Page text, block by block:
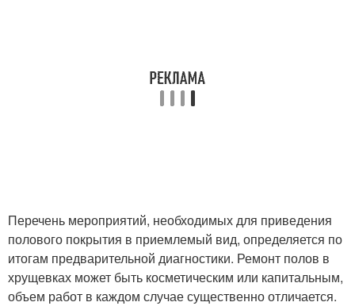
Перечень мероприятий, необходимых для приведения
полового покрытия в приемлемый вид, определяется по
итогам предварительной диагностики. Ремонт полов в
хрущевках может быть косметическим или капитальным,
объем работ в каждом случае существенно отличается.